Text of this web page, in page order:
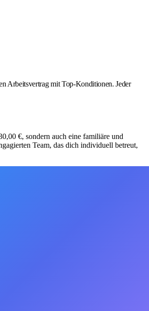
Arbeitsvertrag mit Top-Konditionen. Jeder
€, sondern auch eine familiäre und
Team, das dich individuell betreut,